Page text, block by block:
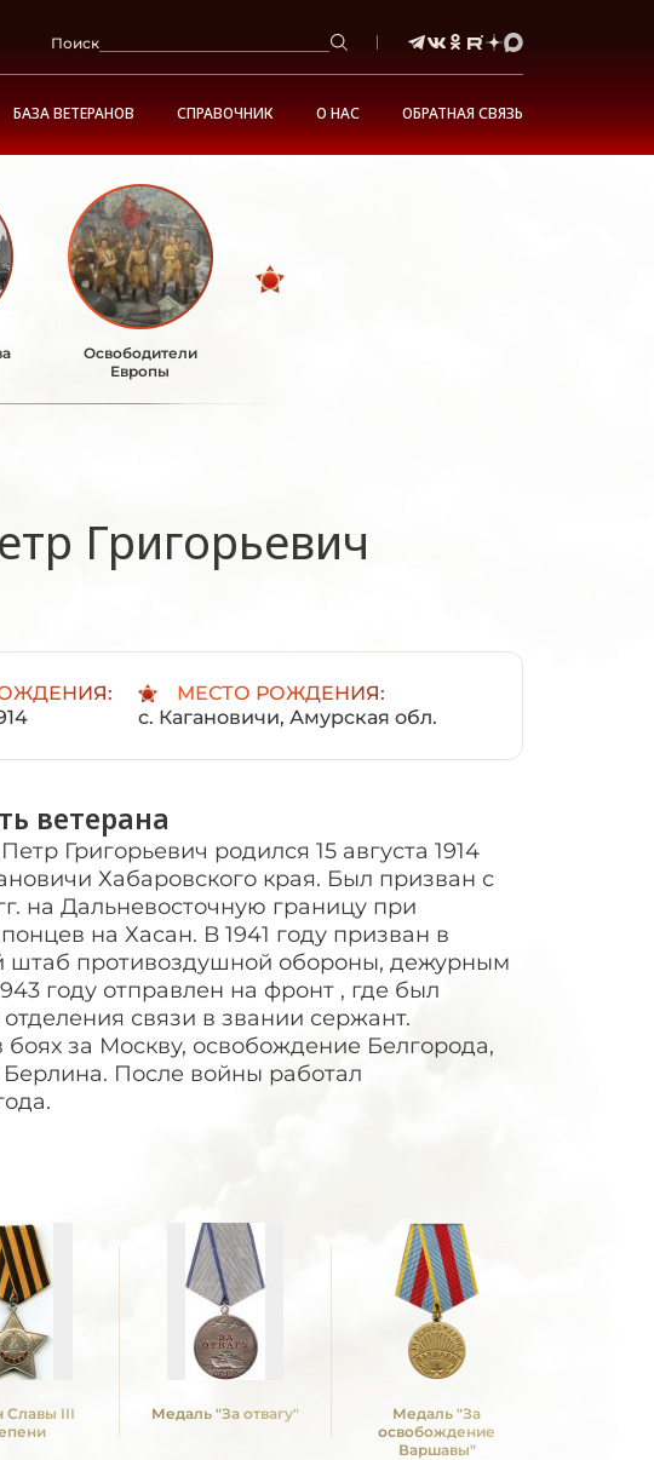
Поиск
БАЗА ВЕТЕРАНОВ СПРАВОЧНИК О НАС ОБРАТНАЯ СВЯЗЬ
Освободители
Европы
Григорьевич
МЕСТО РОЖДЕНИЯ:
с. Кагановичи, Амурская обл.
ветерана
Григорьевич родился 15 августа 1914
Хабаровского края. Был призван с
на Дальневосточную границу при
на Хасан. В 1941 году призван в
штаб противоздушной обороны, дежурным
году отправлен на фронт , где был
связи в звании сержант.
боях за Москву, освобождение Белгорода,
После войны работал
Славы III
Медаль "За отвагу"
Медаль "За
освобождение
Варшавы"